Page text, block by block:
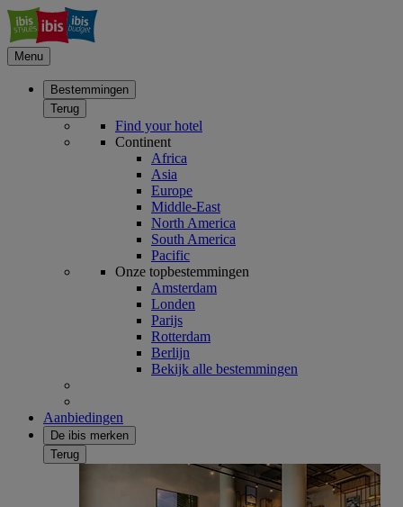
Menu
Bestemmingen
Terug
Find your hotel
Continent
Africa
Asia
Europe
Middle-East
North America
South America
Pacific
Onze topbestemmingen
Amsterdam
Londen
Parijs
Rotterdam
Berlijn
Bekijk alle bestemmingen
Aanbiedingen
De ibis merken
Terug